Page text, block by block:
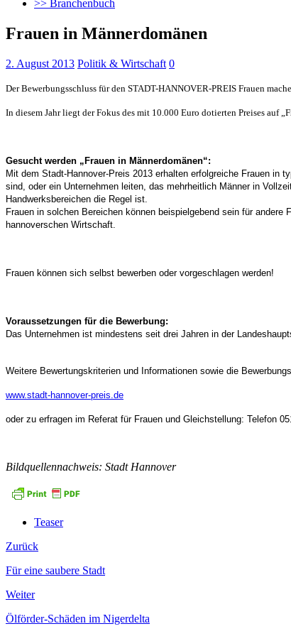
>> Branchenbuch
Frauen in Männerdomänen
2. August 2013 Politik & Wirtschaft 0
Der Bewerbungsschluss für den STADT-HANNOVER-PREIS Frauen
In diesem Jahr liegt der Fokus des mit 10.000 Euro dotierten Preises auf
Gesucht werden „Frauen in Männerdomänen“:
Mit dem Stadt-Hannover-Preis 2013 erhalten erfolgreiche Frauen in
sind, oder ein Unternehmen leiten, das mehrheitlich Männer in
Handwerksbereichen die Regel ist.
Frauen in solchen Bereichen können beispielgebend sein für
hannoverschen Wirtschaft.
Frauen können sich selbst bewerben oder vorgeschlagen werden!
Voraussetzungen für die Bewerbung:
Das Unternehmen ist mindestens seit drei Jahren in der
Weitere Bewertungskriterien und Informationen sowie die
www.stadt-hannover-preis.de
oder zu erfragen im Referat für Frauen und Gleichstellung: Telefon
Bildquellennachweis: Stadt Hannover
Teaser
Zurück
Für eine saubere Stadt
Weiter
Ölförder-Schäden im Nigerdelta